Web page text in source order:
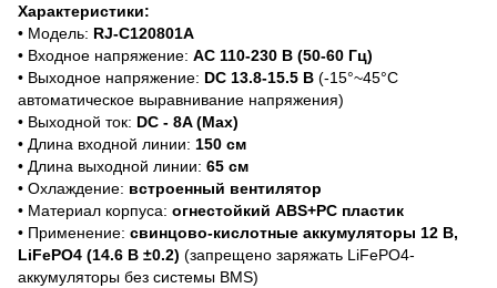
Характеристики:
• Модель: RJ-C120801A
• Входное напряжение: AC 110-230 В (50-60 Гц)
• Выходное напряжение: DC 13.8-15.5 В (-15°~45°C
автоматическое выравнивание напряжения)
• Выходной ток: DC - 8A (Max)
• Длина входной линии: 150 см
• Длина выходной линии: 65 см
• Охлаждение: встроенный вентилятор
• Материал корпуса: огнестойкий ABS+PC пластик
• Применение: свинцово-кислотные аккумуляторы 12 В,
LiFePO4 (14.6 В ±0.2) (запрещено заряжать LiFePO4-
аккумуляторы без системы BMS)